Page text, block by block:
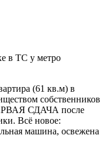
в ТС у метро
(61 кв.м) в
собственников
СДАЧА после
Всё новое:
машина, освежена